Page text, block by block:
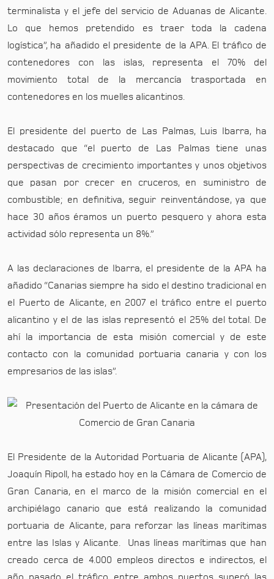
terminalista y el jefe del servicio de Aduanas de Alicante.
Lo que hemos pretendido es traer toda la cadena
logística”, ha añadido el presidente de la APA. El tráfico de
contenedores con las islas, representa el 70% del
movimiento total de la mercancía trasportada en
contenedores en los muelles alicantinos.
El presidente del puerto de Las Palmas, Luis Ibarra, ha
destacado que “el puerto de Las Palmas tiene unas
perspectivas de crecimiento importantes y unos objetivos
que pasan por crecer en cruceros, en suministro de
combustible; en definitiva, seguir reinventándose, ya que
hace 30 años éramos un puerto pesquero y ahora esta
actividad sólo representa un 8%.”
A las declaraciones de Ibarra, el presidente de la APA ha
añadido “Canarias siempre ha sido el destino tradicional en
el Puerto de Alicante, en 2007 el tráfico entre el puerto
alicantino y el de las islas representó el 25% del total. De
ahí la importancia de esta misión comercial y de este
contacto con la comunidad portuaria canaria y con los
empresarios de las islas”.
El Presidente de la Autoridad Portuaria de Alicante (APA),
Joaquín Ripoll, ha estado hoy en la Cámara de Comercio de
Gran Canaria, en el marco de la misión comercial en el
archipiélago canario que está realizando la comunidad
portuaria de Alicante, para reforzar las líneas marítimas
entre las Islas y Alicante. Unas líneas marítimas que han
creado cerca de 4.000 empleos directos e indirectos, el